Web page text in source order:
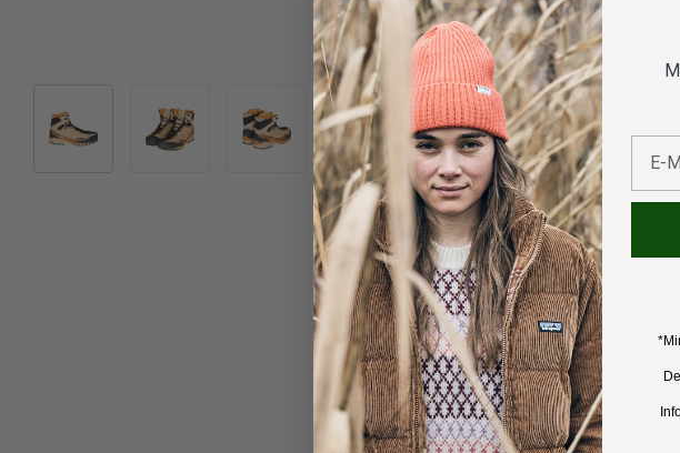
Bild 2 in Galerieansicht laden
Bild 3 in Galerieansicht laden
Bild 4 in Galerieansicht laden